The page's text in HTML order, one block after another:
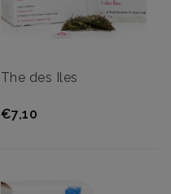
The des Iles
€7,10